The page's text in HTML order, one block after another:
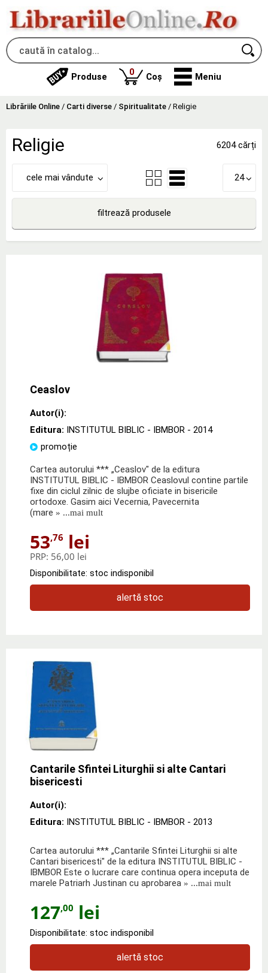
Produse 0produse
Coș Meniu
Librăriile Online / Carti diverse / Spiritualitate / Religie
Religie 6204 cărți
cele mai vândute 24
filtrează produsele
Ceaslov
Autor(i):
Editura: INSTITUTUL BIBLIC - IBMBOR - 2014
promoție
Cartea autorului *** „Ceaslov" de la editura
INSTITUTUL BIBLIC - IBMBOR Ceaslovul contine partile
fixe din ciclul zilnic de slujbe oficiate in bisericile
ortodoxe. Gasim aici Vecernia, Pavecernita
(mare » ...mai mult
53,76 lei
PRP: 56,00 lei
Disponibilitate: stoc indisponibil
alertă stoc
Cantarile Sfintei Liturghii si alte Cantari
bisericesti
Autor(i):
Editura: INSTITUTUL BIBLIC - IBMBOR - 2013
Cartea autorului *** „Cantarile Sfintei Liturghii si alte
Cantari bisericesti" de la editura INSTITUTUL BIBLIC -
IBMBOR Este o lucrare care continua opera inceputa de
marele Patriarh Justinan cu aprobarea » ...mai mult
127,00 lei
Disponibilitate: stoc indisponibil
alertă stoc